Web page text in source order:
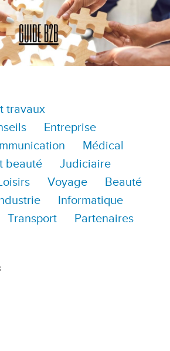
travaux
Entreprise
Médical
beauté
Judiciaire
Voyage
Beauté
Informatique
Transport Partenaires